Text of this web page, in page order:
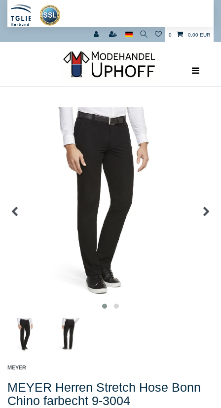
0 0,00 EUR
MEYER
MEYER Herren Stretch Hose Bonn
Chino farbecht 9-3004